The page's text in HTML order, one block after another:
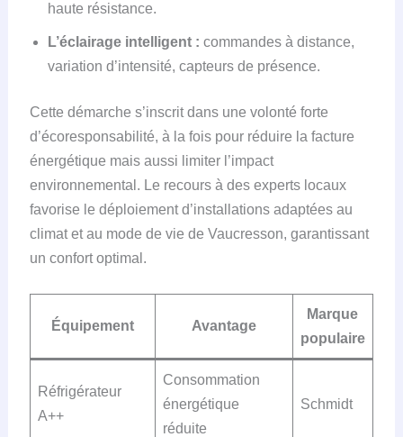
haute résistance.
L’éclairage intelligent : commandes à distance,
variation d’intensité, capteurs de présence.
Cette démarche s’inscrit dans une volonté forte
d’écoresponsabilité, à la fois pour réduire la facture
énergétique mais aussi limiter l’impact
environnemental. Le recours à des experts locaux
favorise le déploiement d’installations adaptées au
climat et au mode de vie de Vaucresson, garantissant
un confort optimal.
Équipement Avantage
Marque
populaire
Réfrigérateur
A++
Consommation
énergétique
réduite
Schmidt